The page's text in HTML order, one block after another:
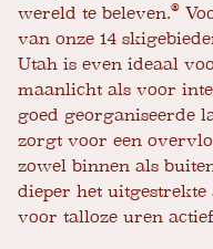
wereld te beleven.®
van onze 14
Utah is even ideaal
maanlicht als voor
goed georganiseerde
zorgt voor een
zowel binnen als
dieper het
voor talloze uren